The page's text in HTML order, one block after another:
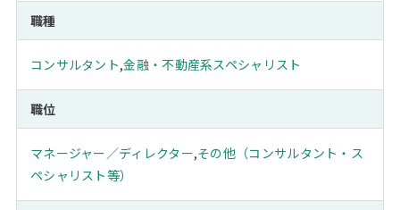
職種
コンサルタント,金融・不動産系スペシャリスト
職位
マネージャー／ディレクター,その他（コンサルタント・ス
ペシャリスト等）